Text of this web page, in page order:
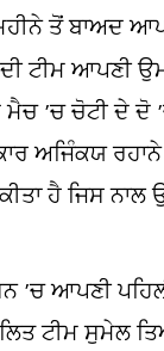
ਤੋਂ ਬਾਅਦ
ਟੀਮ ਆਪਣੀ
’ਚ ਚੋਟੀ ਦੇ ਦੋ
ਅਜਿੰਕਯ
ਹੈ ਜਿਸ
’ਚ ਆਪਣੀ
ਟੀਮ ਸੁਮੇਲ